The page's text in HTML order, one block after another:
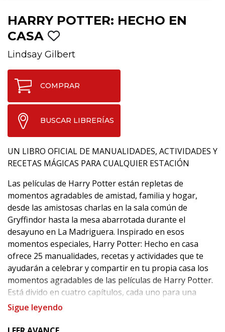
HARRY POTTER: HECHO EN
CASA
Lindsay Gilbert
COMPRAR
BUSCAR LIBRERÍAS
UN LIBRO OFICIAL DE MANUALIDADES, ACTIVIDADES Y
RECETAS MÁGICAS PARA CUALQUIER ESTACIÓN
Las películas de Harry Potter están repletas de
momentos agradables de amistad, familia y hogar,
desde las amistosas charlas en la sala común de
Gryffindor hasta la mesa abarrotada durante el
desayuno en La Madriguera. Inspirado en esos
momentos especiales, Harry Potter: Hecho en casa
ofrece 25 manualidades, recetas y actividades que te
ayudarán a celebrar y compartir en tu propia casa los
momentos agradables de las películas de Harry Potter.
Está divido en cuatro capítulos, cada uno para una
estación del año, y los proyectos incluyen una gran
macramé, coronas de flores, figuras de fieltro, cerámica
Sigue leyendo